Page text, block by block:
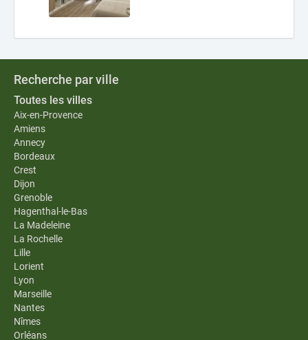
Recherche par ville
Toutes les villes
Aix-en-Provence
Amiens
Annecy
Bordeaux
Crest
Dijon
Grenoble
Hagenthal-le-Bas
La Madeleine
La Rochelle
Lille
Lorient
Lyon
Marseille
Nantes
Nîmes
Orléans